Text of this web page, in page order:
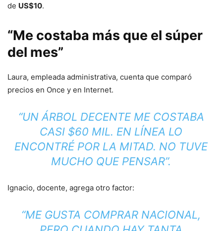
de US$10.
“Me costaba más que el súper
del mes”
Laura, empleada administrativa, cuenta que comparó
precios en Once y en Internet.
“UN ÁRBOL DECENTE ME COSTABA
CASI $60 MIL. EN LÍNEA LO
ENCONTRÉ POR LA MITAD. NO TUVE
MUCHO QUE PENSAR”.
Ignacio, docente, agrega otro factor:
“ME GUSTA COMPRAR NACIONAL,